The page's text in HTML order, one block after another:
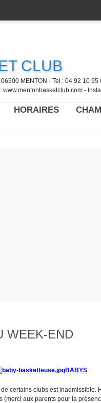
CLUB
MENTON - Tel : 04 92 10
-
HORAIRES
WEEK-END
BABYS
certains clubs est inadmissible.
(merci aux parents pour la